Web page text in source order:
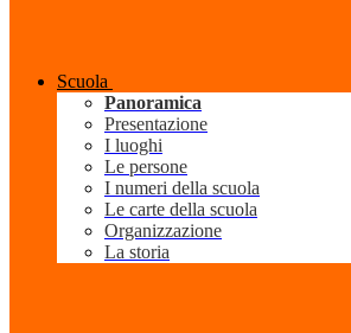
Scuola
Panoramica
Presentazione
I luoghi
Le persone
I numeri della scuola
Le carte della scuola
Organizzazione
La storia